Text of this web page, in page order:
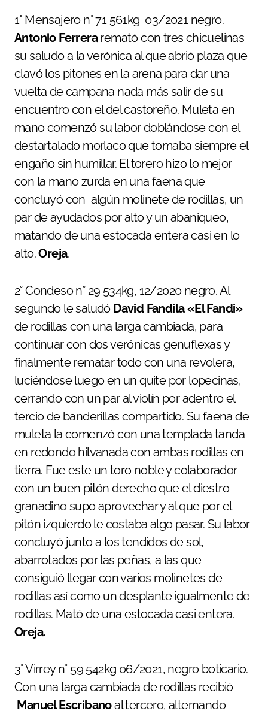
1° Mensajero n° 71 561kg 03/2021 negro.
Antonio Ferreraremató con tres chicuelinas
su saludo a la verónica al que abrió plaza que
clavó los pitones en la arena para dar una
vuelta de campana nada más salir de su
encuentro con el del castoreño. Muleta en
mano comenzó su labor doblándose con el
destartalado morlaco que tomaba siempre el
engaño sin humillar. El torero hizo lo mejor
con la mano zurda en una faena que
concluyó con algún molinete de rodillas, un
par de ayudados por alto y un abaniqueo,
matando de una estocada entera casi en lo
alto.Oreja.
2° Condeso n° 29 534kg, 12/2020 negro. Al
segundo le saludó David Fandila «El Fandi»
de rodillas con una larga cambiada, para
continuar con dos verónicas genuflexas y
finalmente rematar todo con una revolera,
luciéndose luego en un quite por lopecinas,
cerrando con un par al violín por adentro el
tercio de banderillas compartido. Su faena de
muleta la comenzó con una templada tanda
en redondo hilvanada con ambas rodillas en
tierra. Fue este un toro noble y colaborador
con un buen pitón derecho que el diestro
granadino supo aprovechar y al que por el
pitón izquierdo le costaba algo pasar. Su labor
concluyó junto a los tendidos de sol,
abarrotados por las peñas, a las que
consiguió llegar con varios molinetes de
rodillas así como un desplante igualmente de
rodillas. Mató de una estocada casi entera.
Oreja.
3° Virrey n° 59 542kg 06/2021, negro boticario.
Con una larga cambiada de rodillas recibió
Manuel Escribanoal tercero, alternando